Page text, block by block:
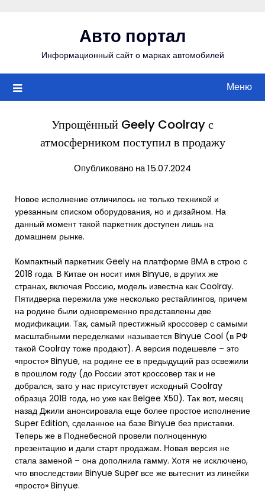
Авто портал
Информационный сайт о марках автомобилей
Меню
Упрощённый Geely Coolray с
атмосферником поступил в продажу
Опубликовано на 15.07.2024
Новое исполнение отличилось не только техникой и
урезанным списком оборудования, но и дизайном. На
данный момент такой паркетник доступен лишь на
домашнем рынке.
Компактный паркетник Geely на платформе BMA в строю с
2018 года. В Китае он носит имя Binyue, в других же
странах, включая Россию, модель известна как Coolray.
Пятидверка пережила уже несколько рестайлингов, причем
на родине были одновременно представлены две
модификации. Так, самый престижный кроссовер с самыми
масштабными переделками называется Binyue Cool (в РФ
такой Coolray тоже продают). А версия подешевле – это
«просто» Binyue, на родине ее в предыдущий раз освежили
в прошлом году (до России этот кроссовер так и не
добрался, зато у нас присутствует исходный Coolray
образца 2018 года, но уже как Belgee X50). Так вот, месяц
назад Джили анонсировала еще более простое исполнение
Super Edition, сделанное на базе Binyue без приставки.
Теперь же в Поднебесной провели полноценную
презентацию и дали старт продажам. Новая версия не
стала заменой – она дополнила гамму. Хотя не исключено,
что впоследствии Binyue Super все же вытеснит из линейки
«просто» Binyue.